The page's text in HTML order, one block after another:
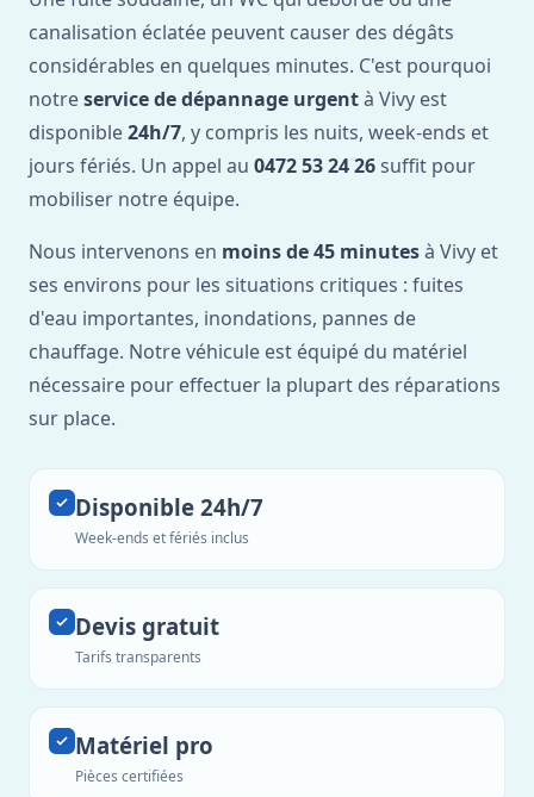
canalisation éclatée peuvent causer des dégâts
considérables en quelques minutes. C'est pourquoi
notreservice de dépannage urgentà Vivy est
disponible24h/7, y compris les nuits, week-ends et
jours fériés. Un appel au 0472 53 24 26 suffit pour
mobiliser notre équipe.
Nous intervenons en moins de 45 minutesà Vivy et
ses environs pour les situations critiques : fuites
d'eau importantes, inondations, pannes de
chauffage. Notre véhicule est équipé du matériel
nécessaire pour effectuer la plupart des réparations
sur place.
Disponible 24h/7
Week-ends et fériés inclus
Devis gratuit
Tarifs transparents
Matériel pro
Pièces certifiées